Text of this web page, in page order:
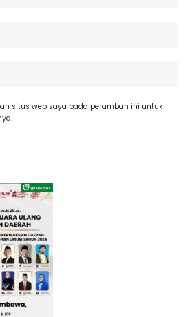
situs web saya pada peramban ini untuk